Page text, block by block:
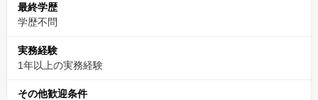
最終学歴
学歴不問
実務経験
1年以上の実務経験
その他歓迎条件